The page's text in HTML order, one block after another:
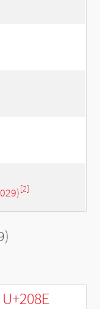
[2]
U+208E